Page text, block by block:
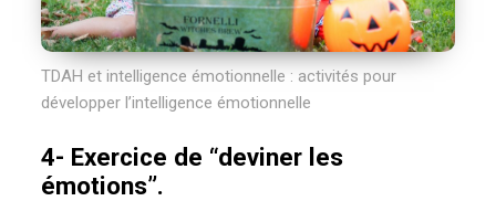
TDAH et intelligence émotionnelle : activités pour
développer l’intelligence émotionnelle
4- Exercice de “deviner les
émotions”.